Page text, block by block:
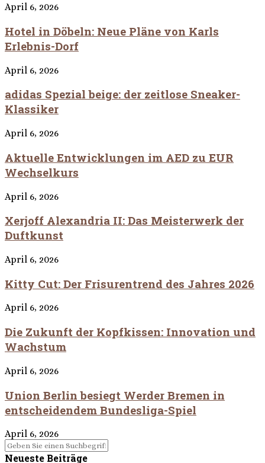
April 6, 2026
Hotel in Döbeln: Neue Pläne von Karls
Erlebnis-Dorf
April 6, 2026
adidas Spezial beige: der zeitlose Sneaker-
Klassiker
April 6, 2026
Aktuelle Entwicklungen im AED zu EUR
Wechselkurs
April 6, 2026
Xerjoff Alexandria II: Das Meisterwerk der
Duftkunst
April 6, 2026
Kitty Cut: Der Frisurentrend des Jahres 2026
April 6, 2026
Die Zukunft der Kopfkissen: Innovation und
Wachstum
April 6, 2026
Union Berlin besiegt Werder Bremen in
entscheidendem Bundesliga-Spiel
April 6, 2026
Neueste Beiträge